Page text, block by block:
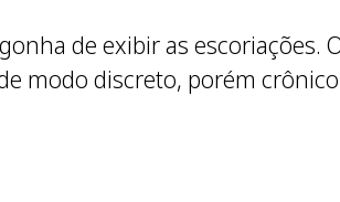
de exibir as escoriações.
modo discreto, porém